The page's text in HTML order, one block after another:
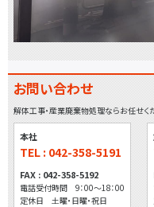
お問い合わせ
解体工事・産業廃棄物処理ならお任せく
本社
TEL : 042-358-5191
FAX : 042-358-5192
電話受付時間 9：00～18：00
定休日 土曜・日曜・祝日